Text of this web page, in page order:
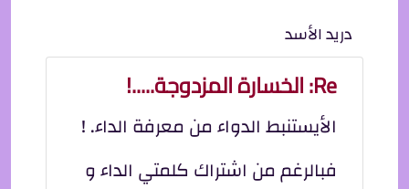
دريد الأسد
Re: الخسارة المزدوجة.....!
الأيستنبط الدواء من معرفة الداء. !
فبالرغم من اشتراك كلمتي الداء و